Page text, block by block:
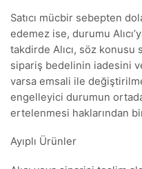
Satıcı mücbir sebepten
edemez ise, durumu
takdirde Alıcı, söz
sipariş bedelinin iadesini
varsa emsali ile
engelleyici durumun
ertelenmesi haklarından
Ayıplı Ürünler